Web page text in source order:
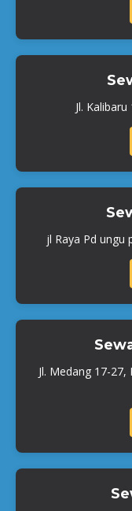
Jl.
jl Raya Pd ungu
Jl. Medang 17-